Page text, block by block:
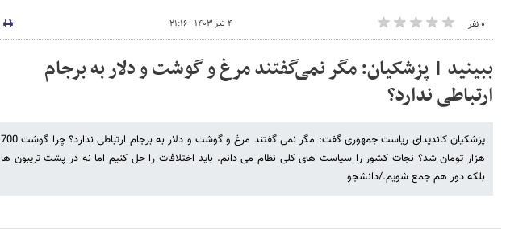
۰ نفر ۴ تیر ۱۴۰۳ - ۲۱:۱۶
ببینید | پزشکیان: مگر نمی‌گفتند مرغ و گوشت و دلار به برجام
ارتباطی ندارد؟
پزشکیان کاندیدای ریاست جمهوری گفت: مگر نمی گفتند مرغ و گوشت و دلار به برجام ارتباطی ندارد؟ چرا گوشت 700
هزار تومان شد؟ نجات کشور را سیاست های کلی نظام می دانم. باید اختلافات را حل کنیم اما نه در پشت تریبون ها
بلکه دور هم جمع شویم./دانشجو